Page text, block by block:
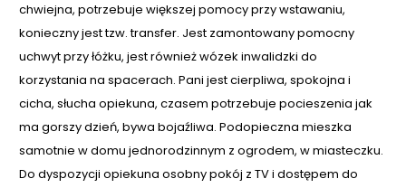
chwiejna, potrzebuje większej pomocy przy wstawaniu,
konieczny jest tzw. transfer. Jest zamontowany pomocny
uchwyt przy łóżku, jest również wózek inwalidzki do
korzystania na spacerach. Pani jest cierpliwa, spokojna i
cicha, słucha opiekuna, czasem potrzebuje pocieszenia jak
ma gorszy dzień, bywa bojaźliwa. Podopieczna mieszka
samotnie w domu jednorodzinnym z ogrodem, w miasteczku.
Do dyspozycji opiekuna osobny pokój z TV i dostępem do